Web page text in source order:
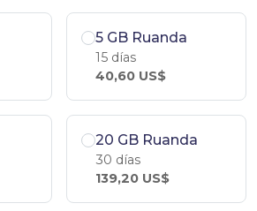
5 GB Ruanda
15 días
40,60 US$
20 GB Ruanda
30 días
139,20 US$